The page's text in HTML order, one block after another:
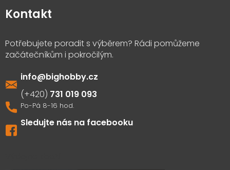
Kontakt
info@bighobby.cz
731 019 093
Sledujte nás na facebooku